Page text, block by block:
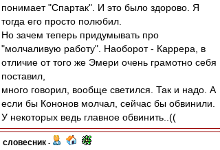
понимает "Спартак". И это было здорово. Я
тогда его просто полюбил.
Но зачем теперь придумывать про
"молчаливую работу". Наоборот - Каррера, в
отличие от того же Эмери очень грамотно себя
поставил,
много говорил, вообще светился. Так и надо. А
если бы Кононов молчал, сейчас бы обвинили.
У некоторых ведь главное обвинить..((
словесник -